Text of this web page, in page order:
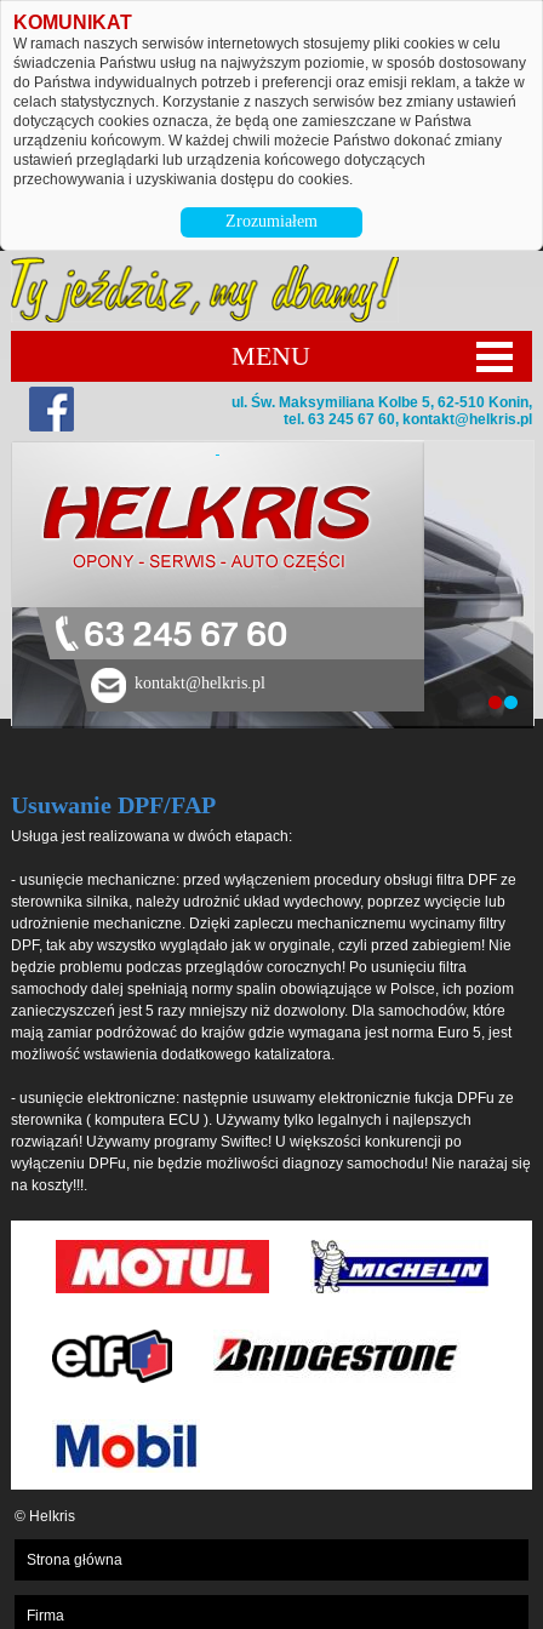
KOMUNIKAT
W ramach naszych serwisów internetowych stosujemy pliki cookies w celu
świadczenia Państwu usług na najwyższym poziomie, w sposób dostosowany
do Państwa indywidualnych potrzeb i preferencji oraz emisji reklam, a także w
celach statystycznych. Korzystanie z naszych serwisów bez zmiany ustawień
dotyczących cookies oznacza, że będą one zamieszczane w Państwa
urządzeniu końcowym. W każdej chwili możecie Państwo dokonać zmiany
ustawień przeglądarki lub urządzenia końcowego dotyczących
przechowywania i uzyskiwania dostępu do cookies.
Zrozumiałem
MENU
ul. Św. Maksymiliana Kolbe 5, 62-510 Konin,
tel. 63 245 67 60, kontakt@helkris.pl
63 245 67 60
kontakt@helkris.pl
Usuwanie DPF/FAP
Usługa jest realizowana w dwóch etapach:
- usunięcie mechaniczne: przed wyłączeniem procedury obsługi filtra DPF ze
sterownika silnika, należy udrożnić układ wydechowy, poprzez wycięcie lub
udrożnienie mechaniczne. Dzięki zapleczu mechanicznemu wycinamy filtry
DPF, tak aby wszystko wyglądało jak w oryginale, czyli przed zabiegiem! Nie
będzie problemu podczas przeglądów corocznych! Po usunięciu filtra
samochody dalej spełniają normy spalin obowiązujące w Polsce, ich poziom
zanieczyszczeń jest 5 razy mniejszy niż dozwolony. Dla samochodów, które
mają zamiar podróżować do krajów gdzie wymagana jest norma Euro 5, jest
możliwość wstawienia dodatkowego katalizatora.
- usunięcie elektroniczne: następnie usuwamy elektronicznie fukcja DPFu ze
sterownika ( komputera ECU ). Używamy tylko legalnych i najlepszych
rozwiązań! Używamy programy Swiftec! U większości konkurencji po
wyłączeniu DPFu, nie będzie możliwości diagnozy samochodu! Nie narażaj się
na koszty!!!.
© Helkris
Strona główna
Firma